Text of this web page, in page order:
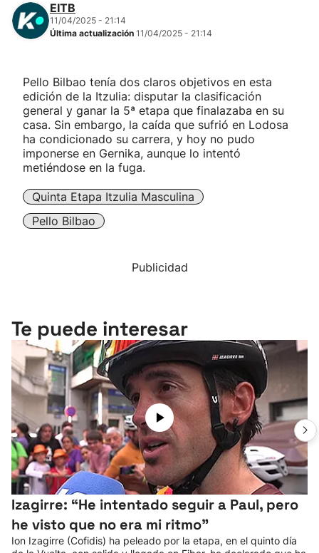
Carreras de montaña
"Helmuga"
EITB
11/04/2025 - 21:14
Última actualización 11/04/2025 - 21:14
Pello Bilbao tenía dos claros objetivos en esta
edición de la Itzulia: disputar la clasificación
general y ganar la 5ª etapa que finalazaba en su
casa. Sin embargo, la caída que sufrió en Lodosa
ha condicionado su carrera, y hoy no pudo
imponerse en Gernika, aunque lo intentó
metiéndose en la fuga.
Quinta Etapa Itzulia Masculina
Pello Bilbao
Publicidad
Te puede interesar
Izagirre: “He intentado seguir a Paul, pero
he visto que no era mi ritmo"
Ion Izagirre (Cofidis) ha peleado por la etapa, en el quinto día